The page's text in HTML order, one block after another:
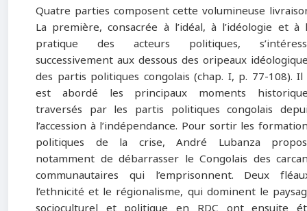
Quatre parties composent cette volumineuse
La première, consacrée à l’idéal, à l’idéologie et à
pratique des acteurs politiques,
successivement aux dessous des oripeaux
des partis politiques congolais (chap. I, p. 77-108).
est abordé les principaux moments
traversés par les partis politiques congolais
l’accession à l’indépendance. Pour sortir les
politiques de la crise, André Lubanza
notamment de débarrasser le Congolais des
communautaires qui l’emprisonnent. Deux
l’ethnicité et le régionalisme, qui dominent le